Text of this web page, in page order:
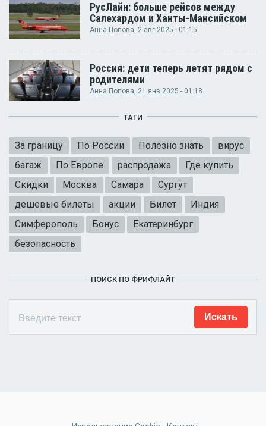
РусЛайн: больше рейсов между
Салехардом и Ханты-Мансийском
Анна Попова , 2 авг 2025 - 01:15
Россия: дети теперь летят рядом с
родителями
Анна Попова, 21 янв 2025 - 01:18
ТАГИ
За границу По России Полезно знать
вирус
багаж
По Европе распродажа
Где купить
Скидки
Москва Самара
Сургут
дешевые билеты
акции Билет
Индия
Симферополь
Бонус
Екатеринбург
безопасность
ПОИСК ПО ФРИФЛАЙТ